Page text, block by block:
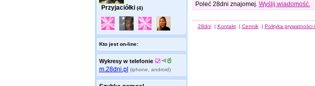
Przyjaciółki (4)
Kto jest on-line:
Wykresy w telefonie
m.28dni.pl (iphone, android)
Poleć 28dni znajomej. Wyślij wiadomość.
28dni | Kontakt | Cennik | Polityka prywatności